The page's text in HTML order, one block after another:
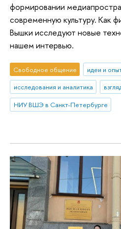
формировании
современную культуру. Как
Вышки исследуют новые
нашем интервью.
Свободное общение идеи и
исследования и аналитика
НИУ ВШЭ в Санкт-Петербурге